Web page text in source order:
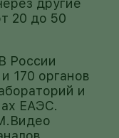
20 до 50
России
170 органов
и
ЕАЭС.